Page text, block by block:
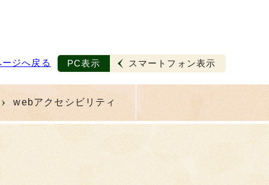
ジへ戻る PC表示 スマートフォン表示
webアクセシビリティ